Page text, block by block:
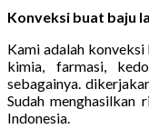
Konveksi buat baju
Kami adalah
kimia, farmasi,
sebagainya.
Sudah menghasilkan
Indonesia.